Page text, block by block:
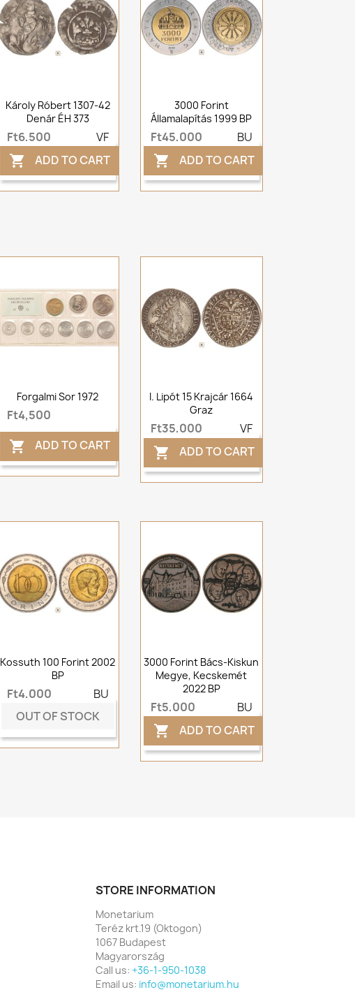
Károly Róbert 1307-42
Denár ÉH 373
Ft6,500 VF
 ADD TO CART
3000 Forint
Államalapítás 1999 BP
Ft45,000 BU
 ADD TO CART
Forgalmi Sor 1972
Ft4,500
 ADD TO CART
I. Lipót 15 Krajcár 1664
Graz
Ft35,000 VF
 ADD TO CART
Kossuth 100 Forint 2002
BP
Ft4,000
BU
OUT OF STOCK
3000 Forint Bács-Kiskun
Megye, Kecskemét
2022 BP
Ft5,000 BU
 ADD TO CART
STORE INFORMATION
Monetarium
Teréz krt.19 (Oktogon)
1067 Budapest
Magyarország
Call us: +36-1-950-1038
Email us: info@monetarium.hu